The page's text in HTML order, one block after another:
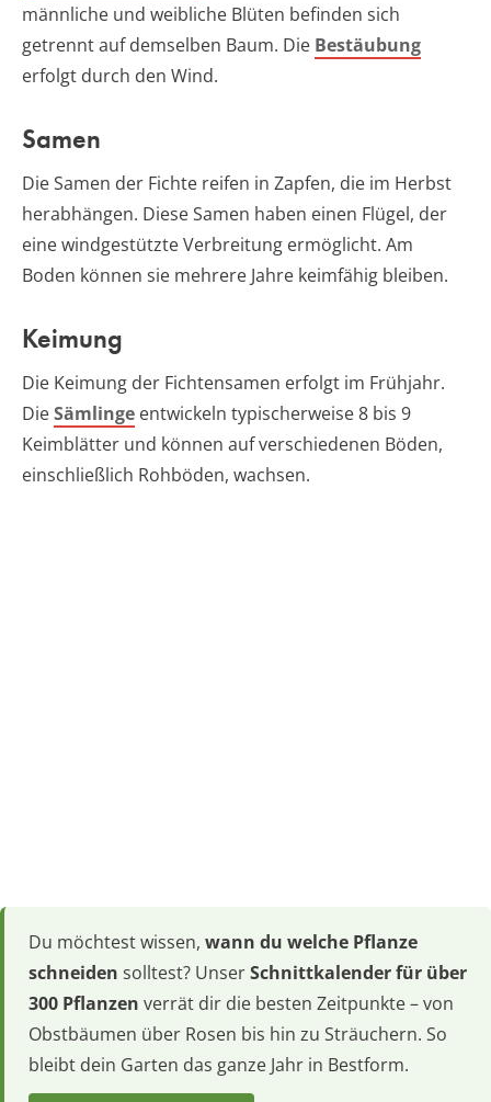
männliche und weibliche Blüten befinden sich
getrennt auf demselben Baum. Die Bestäubung
erfolgt durch den Wind.
Samen
Die Samen der Fichte reifen in Zapfen, die im Herbst
herabhängen. Diese Samen haben einen Flügel, der
eine windgestützte Verbreitung ermöglicht. Am
Boden können sie mehrere Jahre keimfähig bleiben.
Keimung
Die Keimung der Fichtensamen erfolgt im Frühjahr.
DieSämlinge entwickeln typischerweise 8 bis 9
Keimblätter und können auf verschiedenen Böden,
einschließlich Rohböden, wachsen.
Du möchtest wissen, wann du welche Pflanze
schneiden solltest? UnserSchnittkalender für über
300 Pflanzen verrät dir die besten Zeitpunkte – von
Obstbäumen über Rosen bis hin zu Sträuchern. So
bleibt dein Garten das ganze Jahr in Bestform.